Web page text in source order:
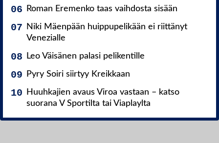
Roman Eremenko taas vaihdosta sisään
Niki Mäenpään huippupelikään ei riittänyt
Venezialle
Leo Väisänen palasi pelikentille
Pyry Soiri siirtyy Kreikkaan
Huuhkajien avaus Viroa vastaan – katso
suorana V Sportilta tai Viaplaylta